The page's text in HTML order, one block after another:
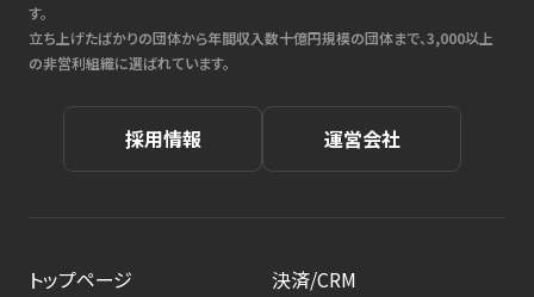
す。
立ち上げたばかりの団体から年間収入数十億円規模の団体まで、3,000以上
の非営利組織に選ばれています。
採用情報 運営会社
トップページ
決済/CRM